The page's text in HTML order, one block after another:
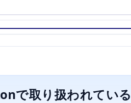
で取り扱われてい